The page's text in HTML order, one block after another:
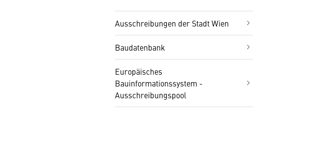
Ausschreibungen der Stadt Wien
Baudatenbank
Europäisches
Bauinformationssystem -
Ausschreibungspool